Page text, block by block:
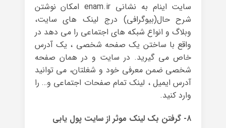
سایت اینام به نشانی enam.ir امکان نوشتن
شرح حال(بیوگرافی) درج لینک های سایت،
وبلاگ و انواع شبکه های اجتماعی را می دهد در
واقع با ساختن یک صفحه شخصی ، یک آدرس
خاص می گیرید. در سایت و در همان صفحه
شخصی ضمن معرفی خود و شغلتان، می توانید
آدرس ایمیل ، لینک تمام صفحات اجتماعی و… را
وارد کنید.
۸- گرفتن بک لینک موثر از سایت پول یابی